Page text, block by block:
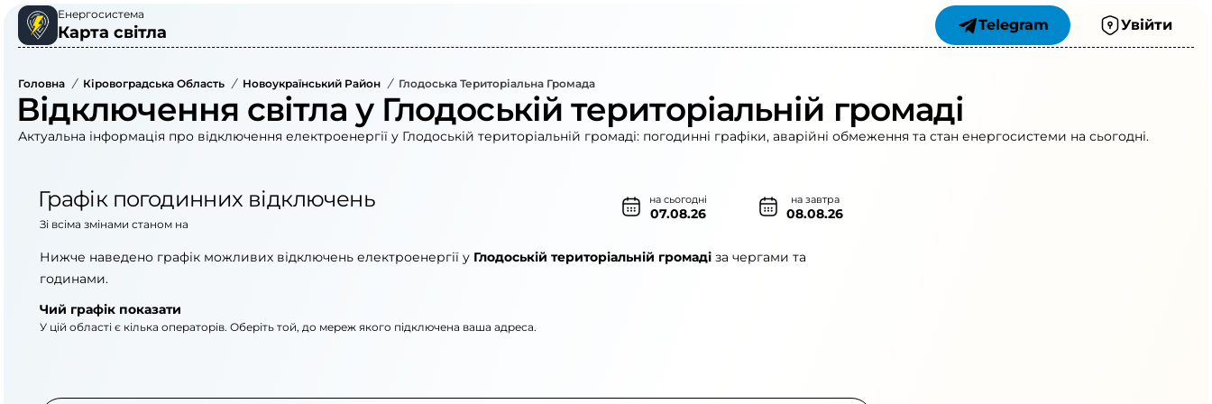
Енергосистема
Карта світла Telegram Увійти
Головна / Кіровоградська Область / Новоукраїнський Район / Глодоська Територіальна Громада
Відключення світла у Глодоській територіальній громаді
Актуальна інформація про відключення електроенергії у Глодоській територіальній громаді: погодинні графіки, аварійні обмеження та стан енергосистеми на сьогодні.
Графік погодинних відключень на сьогодні
07.08.26
на завтра
08.08.26
Зі всіма змінами станом на
Нижче наведено графік можливих відключень електроенергії у Глодоській територіальній громаді за чергами та
годинами.
Чий графік показати
У цій області є кілька операторів. Оберіть той, до мереж якого підключена ваша адреса.